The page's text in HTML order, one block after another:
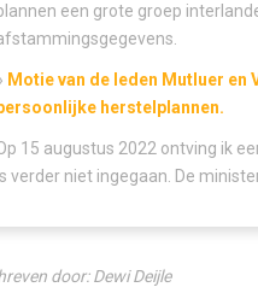
een grote groep
Motie van de leden Mutluer
herstelplannen.
15 augustus 2022 ontving ik
verder niet ingegaan. De
door: Dewi Deijle